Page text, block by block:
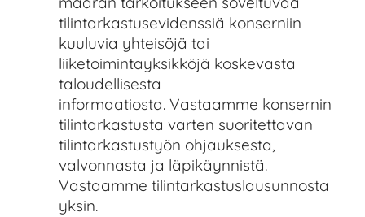
tilintarkastusevidenssiä konserniin
kuuluvia yhteisöjä tai
liiketoimintayksikköjä koskevasta
taloudellisesta
informaatiosta. Vastaamme konsernin
tilintarkastusta varten suoritettavan
tilintarkastustyön ohjauksesta,
valvonnasta ja läpikäynnistä.
Vastaamme tilintarkastuslausunnosta
yksin.